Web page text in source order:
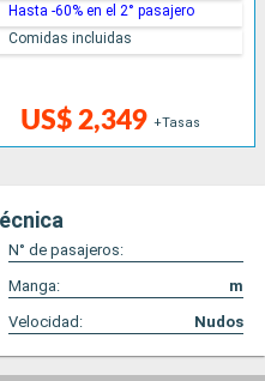
US$ 2,349 +Tasas
Hasta -60% en el 2° pasajero
Comidas incluidas
N° de pasajeros:
Manga:
m
Velocidad: Nudos